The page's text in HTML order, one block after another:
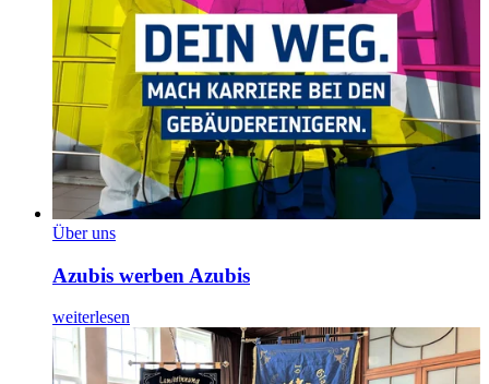
Über uns
Azubis werben Azubis
weiterlesen